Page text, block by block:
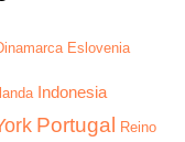
Eslovenia
Indonesia
Portugal Reino